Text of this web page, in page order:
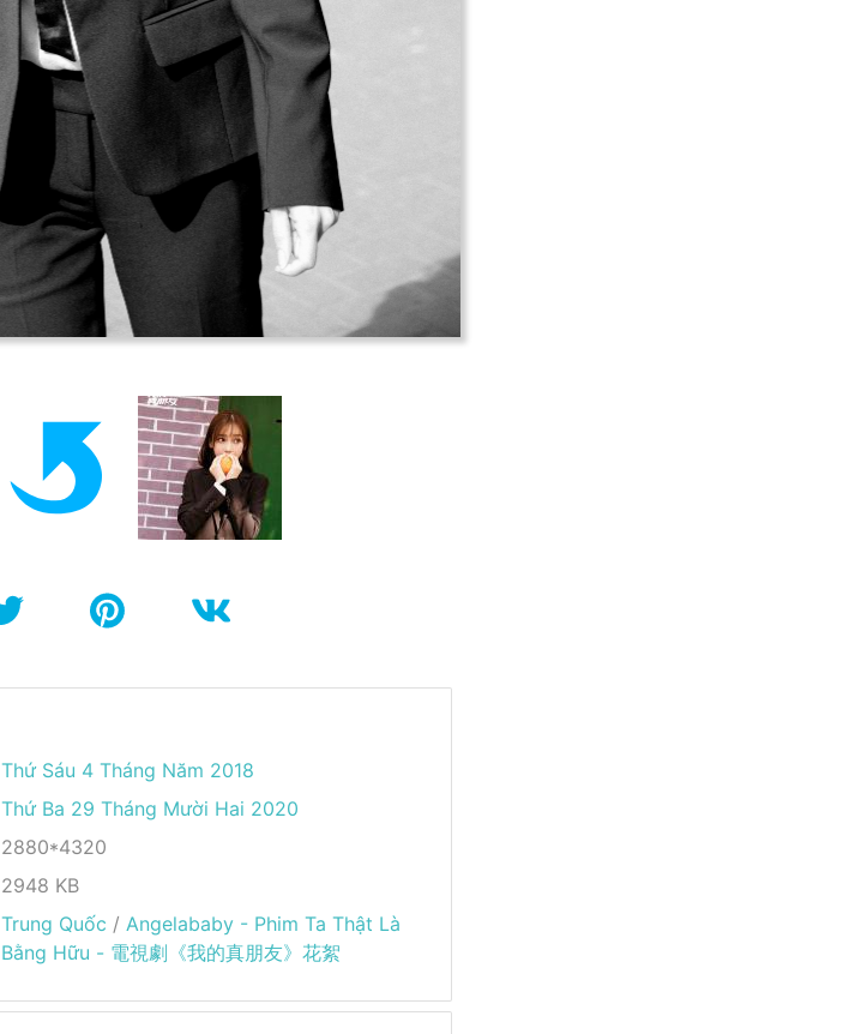
Thứ Sáu 4 Tháng Năm 2018
Thứ Ba 29 Tháng Mười Hai 2020
2880*4320
2948 KB
Trung Quốc / Angelababy - Phim Ta Thật Là
Bằng Hữu - 電視劇《我的真朋友》花絮